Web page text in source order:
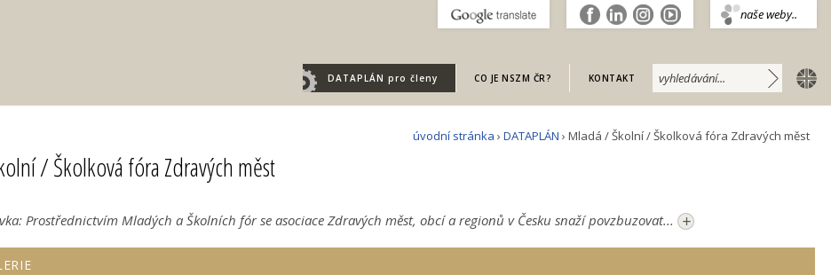
naše weby..
.
DATAPLÁN pro členy CO JE NSZM ČR? KONTAKT english
úvodní stránka › DATAPLÁN › Mladá / Školní / Školková fóra Zdravých měst
/ Školková fóra Zdravých měst
Prostřednictvím Mladých a Školních fór se asociace Zdravých měst, obcí a regionů v Česku snaží povzbuzovat... +